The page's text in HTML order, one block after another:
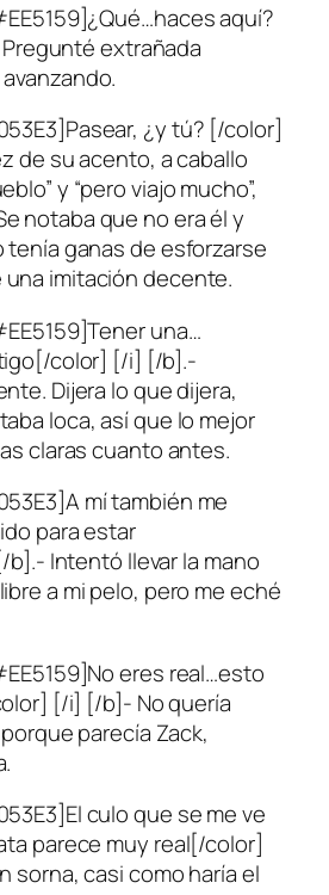
aquí?
extrañada
¿y tú? [/color]
de su acento, a caballo
y “pero viajo mucho”,
notaba que no era él y
tenía ganas de esforzarse
imitación decente.
una…
color] [/i] [/b].-
Dijera lo que dijera,
loca, así que lo mejor
claras cuanto antes.
mí también me
para estar
Intentó llevar la mano
a mi pelo, pero me eché
eres real…esto
[/i] [/b]- No quería
parecía Zack,
culo que se me ve
parece muy real[/color]
sorna, casi como haría el